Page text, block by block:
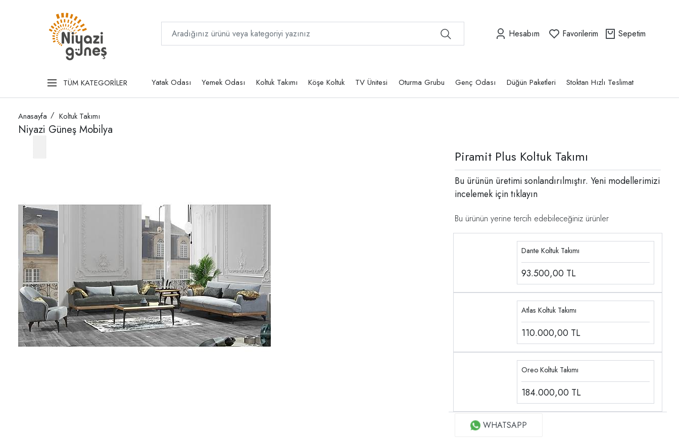
Hesabım Favorilerim Sepetim
TÜM KATEGORİLER Yatak Odası Yemek Odası Koltuk Takımı Köşe Koltuk TV Ünitesi Oturma Grubu Genç Odası Düğün Paketleri Stoktan Hızlı Teslimat
Anasayfa Koltuk Takımı
Niyazi Güneş Mobilya
Piramit Plus Koltuk Takımı
Bu ürünün üretimi sonlandırılmıştır. Yeni modellerimizi
incelemek içintıklayın
Bu ürünün yerine tercih edebileceğiniz ürünler
Dante Koltuk Takımı
93.500,00 TL
Atlas Koltuk Takımı
110.000,00 TL
Oreo Koltuk Takımı
184.000,00 TL
WHATSAPP